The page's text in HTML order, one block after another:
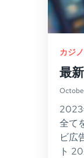
カジノ
最
2023
全て
ビ広
ト